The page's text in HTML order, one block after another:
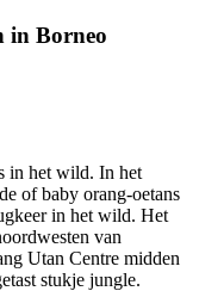
in Borneo
in het wild. In het
of baby orang-oetans
in het wild. Het
van
Utan Centre midden
stukje jungle.